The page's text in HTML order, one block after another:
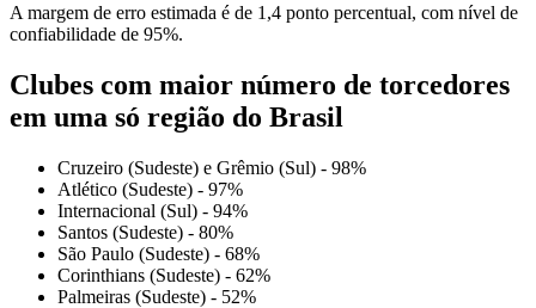
A margem de erro estimada é de 1,4 ponto percentual, com nível de
confiabilidade de 95%.
Clubes com maior número de torcedores
em uma só região do Brasil
Cruzeiro (Sudeste) e Grêmio (Sul) - 98%
Atlético (Sudeste) - 97%
Internacional (Sul) - 94%
Santos (Sudeste) - 80%
São Paulo (Sudeste) - 68%
Corinthians (Sudeste) - 62%
Palmeiras (Sudeste) - 52%